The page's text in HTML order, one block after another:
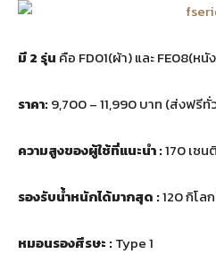
มี 2 รุ่น คือ FD01(ผ้า) และ FE08(หนั
ราคา:9,700 – 11,990 บาท (ส่งฟรีทั่
ความสูงของผู้ใช้ที่แนะนำ :170 เซน
รองรับน้ำหนักได้มากสุด :120 กิโล
หมอนรองศีรษะ :Type 1